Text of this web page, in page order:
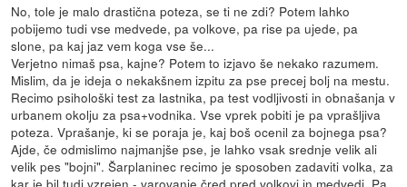
No, tole je malo drastična poteza, se ti ne zdi? Potem lahko
pobijemo tudi vse medvede, pa volkove, pa rise pa ujede, pa
slone, pa kaj jaz vem koga vse še...
Verjetno nimaš psa, kajne? Potem to izjavo še nekako razumem.
Mislim, da je ideja o nekakšnem izpitu za pse precej bolj na mestu.
Recimo psihološki test za lastnika, pa test vodljivosti in obnašanja v
urbanem okolju za psa+vodnika. Vse vprek pobiti je pa vprašljiva
poteza. Vprašanje, ki se poraja je, kaj boš ocenil za bojnega psa?
Ajde, če odmislimo najmanjše pse, je lahko vsak srednje velik ali
velik pes "bojni". Šarplaninec recimo je sposoben zadaviti volka, za
kar je bil tudi vzrejen - varovanje čred pred volkovi in medvedi. Pa